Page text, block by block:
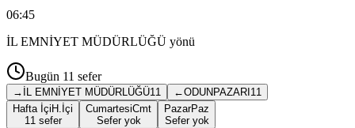
06:45
İL EMNİYET MÜDÜRLÜĞÜ yönü
Bugün 11 sefer
→ İL EMNİYET MÜDÜRLÜĞÜ11 ←ODUNPAZARI 11
Hafta İçi H.İçi
11 sefer
CumartesiCmt
Sefer yok
PazarPaz
Sefer yok